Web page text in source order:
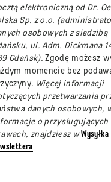
elektroniczną od Dr.
Sp. z o.o.
osobowych z siedzibą
ul. Adm. Dickmana
Gdańsk).Zgodę możesz
momencie bez
. Więcej informacji
przetwarzania
danych osobowych,
o przysługujących
znajdziesz wWysyłka